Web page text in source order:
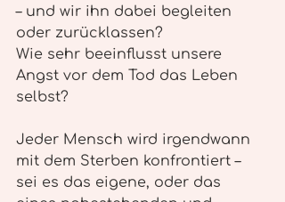
– und wir ihn dabei begleiten
oder zurücklassen?
Wie sehr beeinflusst unsere
Angst vor dem Tod das Leben
selbst?
Jeder Mensch wird irgendwann
mit dem Sterben konfrontiert –
sei es das eigene, oder das